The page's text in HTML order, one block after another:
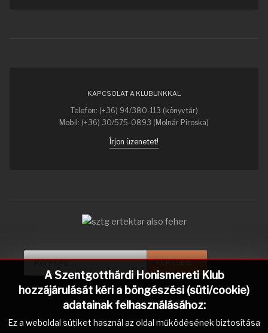
A Szentgotthárdi Honismereti Klub
hozzájárulását kéri a böngészési (süti/cookie)
adatainak felhasználásához:
Ez a weboldal sütiket használ az oldal működésének biztosítása
KAPCSOLAT A KLUBUNKKAL
Telefon: (+36) 94/380-113 (könyvtár)
Mobil: (+36) 30/575-0893 (Molnár Piroska)
Írjon üzenetet!
Keresés... Type 2 or more characters for